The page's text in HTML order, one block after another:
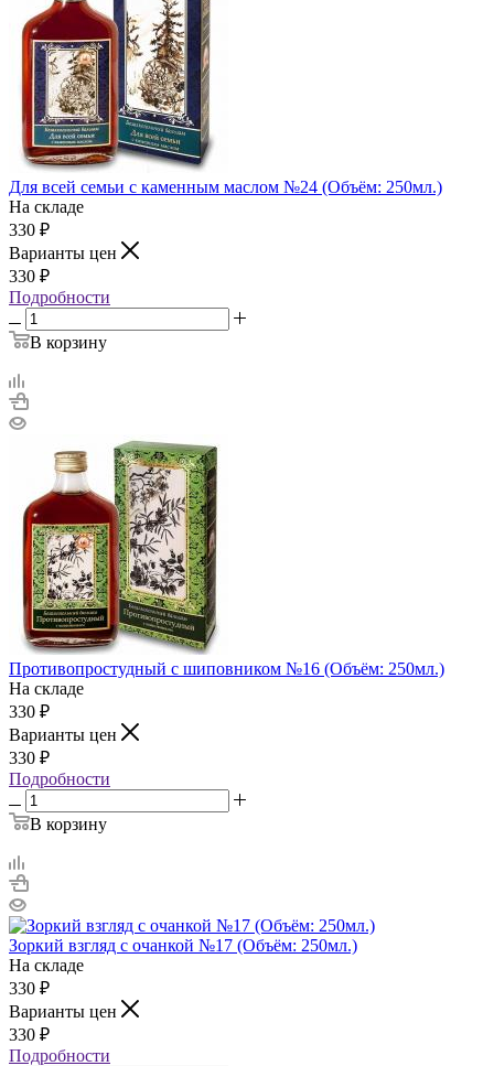
Для всей семьи с каменным маслом №24 (Объём: 250мл.)
На складе
330 ₽
Варианты цен
330 ₽
Подробности
В корзину
Противопростудный с шиповником №16 (Объём: 250мл.)
На складе
330 ₽
Варианты цен
330 ₽
Подробности
В корзину
Зоркий взгляд с очанкой №17 (Объём: 250мл.)
На складе
330 ₽
Варианты цен
330 ₽
Подробности